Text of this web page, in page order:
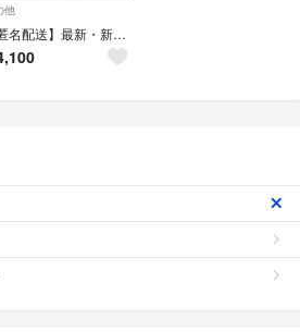
他
【匿名配送】最新・新品未開封アジュバンのヘアサロン専用シャンプー、トリートメント